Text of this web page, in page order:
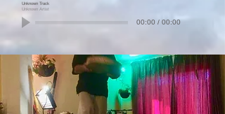
Unknown Track
Unknown Artist
00:00/ 00:00